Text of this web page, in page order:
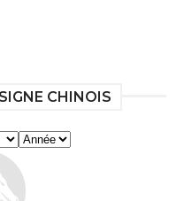
CHINOIS